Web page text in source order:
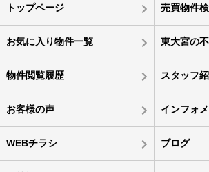
トップページ 売買物件
お気に入り物件一覧 東大宮の
物件閲覧履歴 スタッフ
お客様の声 インフォ
WEBチラシ ブログ